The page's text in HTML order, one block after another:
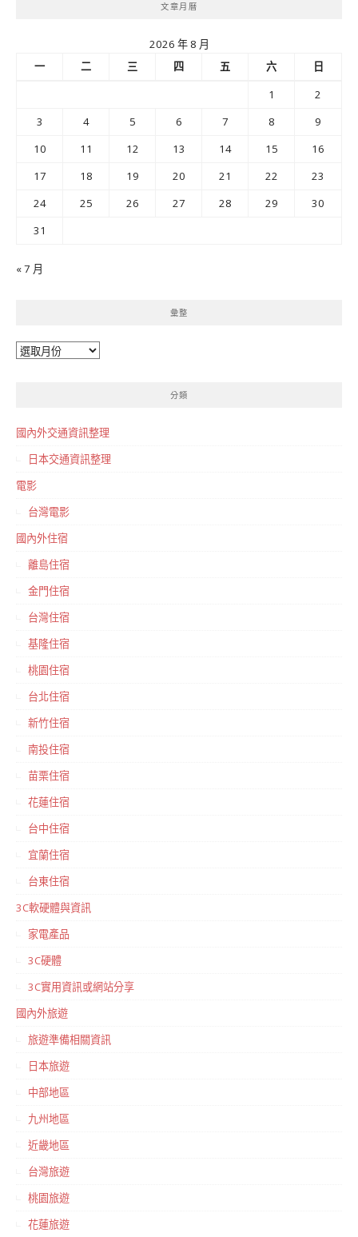
文章月曆
2026 年 8 月
一
二 三 四 五 六
日
1
2
3
4 5 6 7 8
9
10
11 12 13 14 15
16
17
18 19 20 21 22
23
24
25 26 27 28 29
30
31
« 7 月
彙整
彙
分類
國內外交通資訊整理
日本交通資訊整理
電影
台灣電影
國內外住宿
離島住宿
金門住宿
台灣住宿
基隆住宿
桃園住宿
台北住宿
新竹住宿
南投住宿
苗栗住宿
花蓮住宿
台中住宿
宜蘭住宿
台東住宿
3C軟硬體與資訊
家電產品
3C硬體
3C實用資訊或網站分享
國內外旅遊
旅遊準備相關資訊
日本旅遊
中部地區
九州地區
近畿地區
台灣旅遊
桃園旅遊
花蓮旅遊